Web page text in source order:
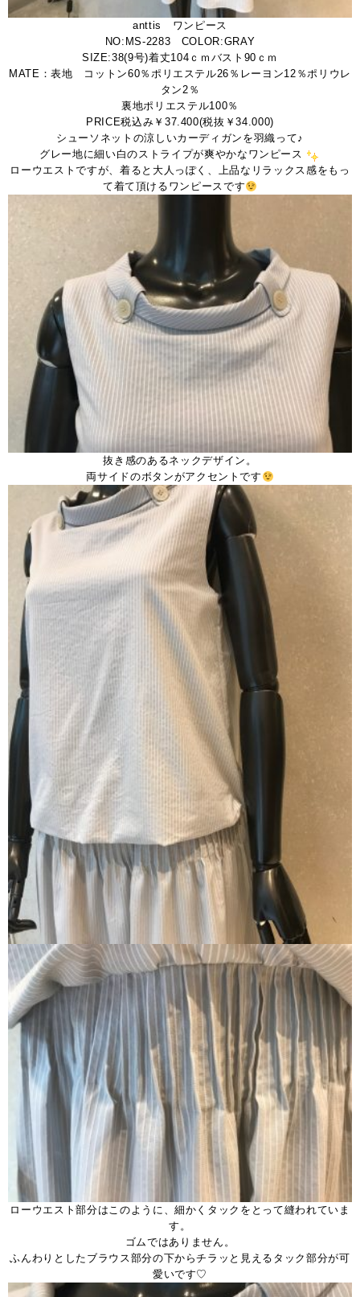
anttis ワンピース
NO:MS-2283 COLOR:GRAY
SIZE:38(9号)着丈104ｃｍバスト90ｃｍ
MATE：表地 コットン60％ポリエステル26％レーヨン12％ポリウレ
タン2％
裏地ポリエステル100％
PRICE税込み￥37.400(税抜￥34.000)
シューソネットの涼しいカーディガンを羽織って♪
グレー地に細い白のストライプが爽やかなワンピース
ローウエストですが、着ると大人っぽく、上品なリラックス感をもっ
て着て頂けるワンピースです
抜き感のあるネックデザイン。
両サイドのボタンがアクセントです
ローウエスト部分はこのように、細かくタックをとって縫われていま
す。
ゴムではありません。
ふんわりとしたブラウス部分の下からチラッと見えるタック部分が可
愛いです♡